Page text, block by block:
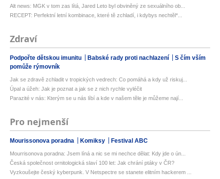
Alt news: MGK v tom zas lítá, Jared Leto byl obviněný ze sexuálního ob...
RECEPT: Perfektní letní kombinace, které tě zchladí, i kdybys nechtěl*...
Zdraví
Podpořte dětskou imunitu Babské rady proti nachlazení
S čím vším
pomůže rýmovník
Jak se zdravě zchladit v tropických vedrech: Co pomáhá a kdy už riskuj...
Úpal a úžeh: Jak je poznat a jak se z nich rychle vyléčit
Parazité v nás: Kterým se u nás líbí a kde v našem těle je můžeme nají...
Pro nejmenší
Mourissonova poradna Komiksy Festival ABC
Mourrisonova poradna: Jsem líná a nic se mi nechce dělat: Kdy jde o ún...
Česká společnost ornitologická slaví 100 let: Jak chrání ptáky v ČR?
Vyzkoušejte český kyberpunk. V Netspectre se stanete elitním hackerem ...